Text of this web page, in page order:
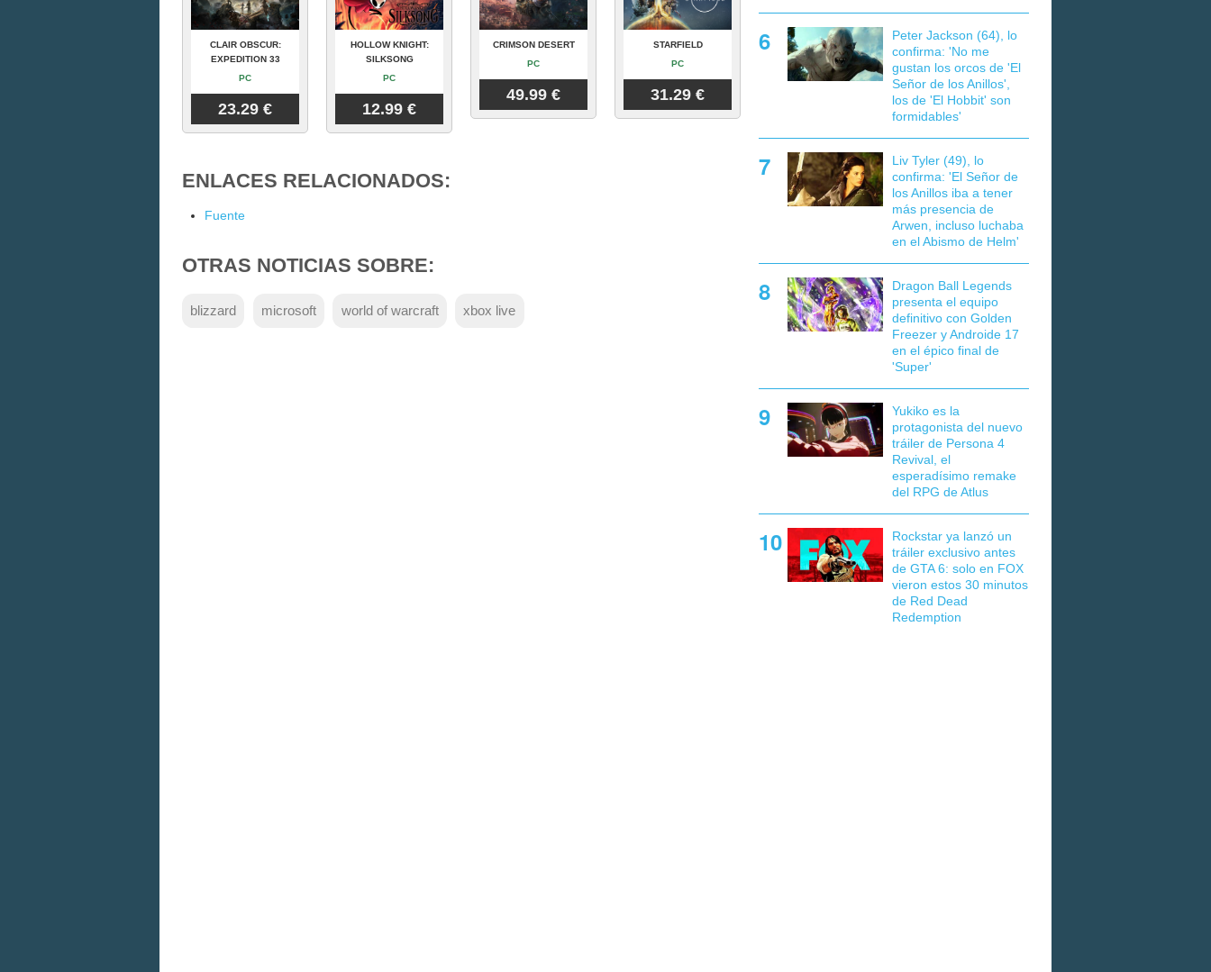
CLAIR OBSCUR:
EXPEDITION 33
PC
23.29 €
HOLLOW KNIGHT:
SILKSONG
PC
12.99 €
CRIMSON DESERT
PC
49.99 €
STARFIELD
PC
31.29 €
ENLACES RELACIONADOS:
Fuente
OTRAS NOTICIAS SOBRE:
blizzard microsoft world of warcraft xbox live
Peter Jackson (64), lo
confirma: 'No me
gustan los orcos de 'El
Señor de los Anillos',
los de 'El Hobbit' son
formidables'
Liv Tyler (49), lo
confirma: 'El Señor de
los Anillos iba a tener
más presencia de
Arwen, incluso luchaba
en el Abismo de Helm'
Dragon Ball Legends
presenta el equipo
definitivo con Golden
Freezer y Androide 17
en el épico final de
'Super'
Yukiko es la
protagonista del nuevo
tráiler de Persona 4
Revival, el
esperadísimo remake
del RPG de Atlus
Rockstar ya lanzó un
tráiler exclusivo antes
de GTA 6: solo en FOX
vieron estos 30 minutos
de Red Dead
Redemption